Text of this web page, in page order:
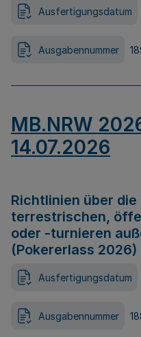
Ausfertigungsdatum
Ausgabennummer
MB.NRW
14.07.2026
Richtlinien über
terrestrischen,
oder -turnieren
(Pokererlass 2026)
Ausfertigungsdatum
Ausgabennummer